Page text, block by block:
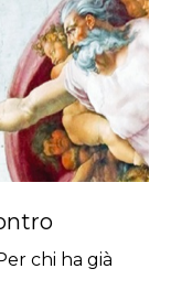
chi ha già